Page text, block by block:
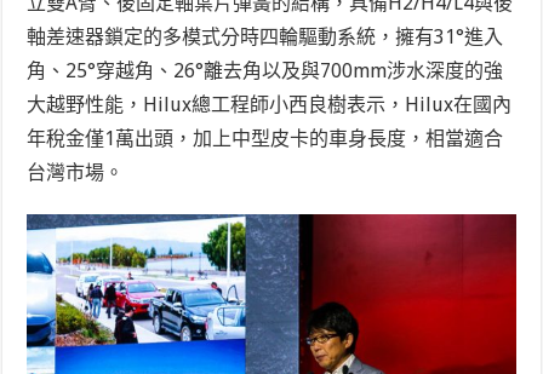
軸差速器鎖定的多模式分時四輪驅動系統，擁有31°進入
角、25°穿越角、26°離去角以及與700mm涉水深度的強
大越野性能，Hilux總工程師小西良樹表示，Hilux在國內
年稅金僅1萬出頭，加上中型皮卡的車身長度，相當適合
台灣市場。